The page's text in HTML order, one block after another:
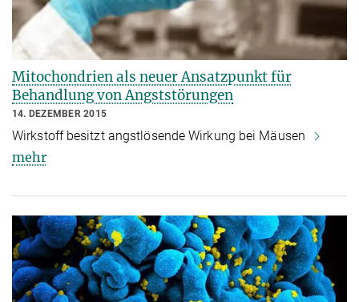
Mitochondrien als neuer Ansatzpunkt für
Behandlung von Angststörungen
14. DEZEMBER 2015
Wirkstoff besitzt angstlösende Wirkung bei Mäusen
mehr